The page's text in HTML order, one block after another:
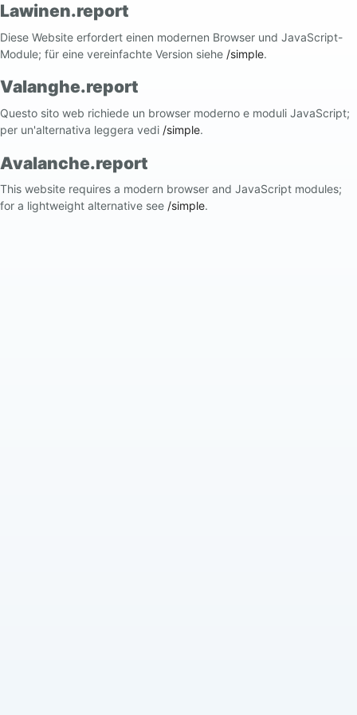
Lawinen.report
Diese Website erfordert einen modernen Browser und JavaScript-
Module; für eine vereinfachte Version siehe /simple.
Valanghe.report
Questo sito web richiede un browser moderno e moduli JavaScript;
per un'alternativa leggera vedi /simple.
Avalanche.report
This website requires a modern browser and JavaScript modules;
for a lightweight alternative see /simple.